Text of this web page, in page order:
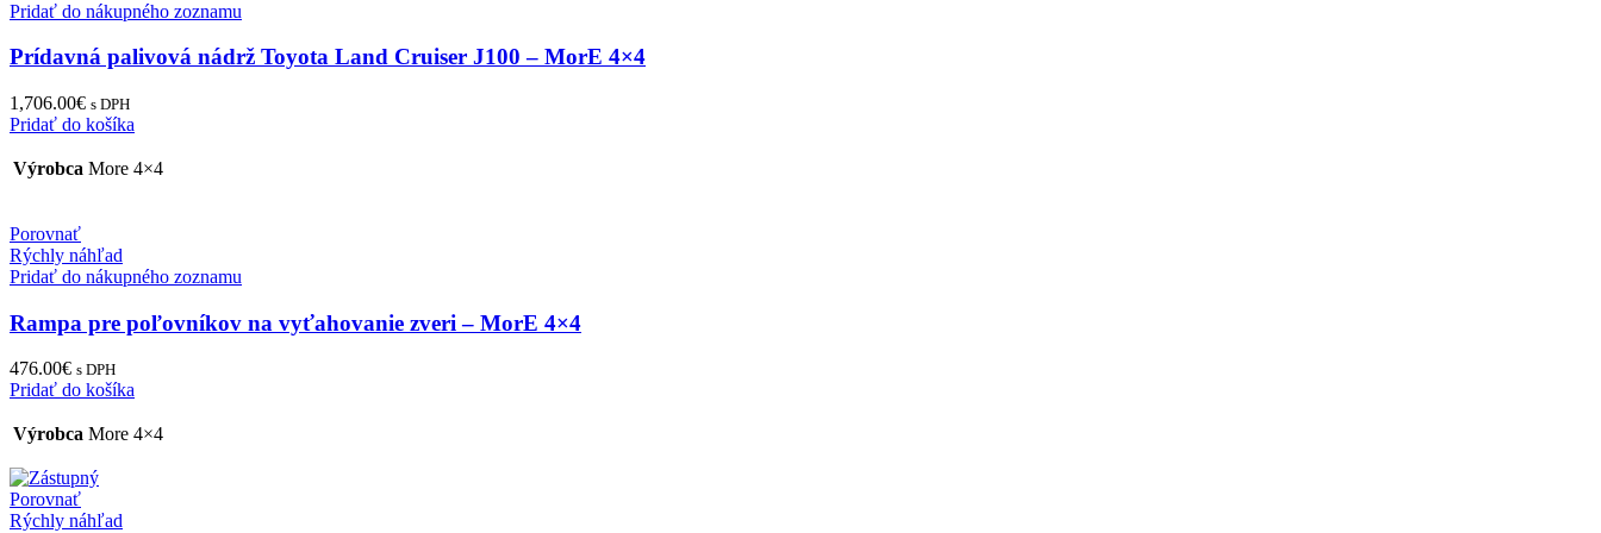
Pridať do nákupného zoznamu
Prídavná palivová nádrž Toyota Land Cruiser J100 – MorE 4×4
1,706.00€ s DPH
Pridať do košíka
Výrobca More 4×4
Porovnať
Rýchly náhľad
Pridať do nákupného zoznamu
Rampa pre poľovníkov na vyťahovanie zveri – MorE 4×4
476.00€ s DPH
Pridať do košíka
Výrobca More 4×4
Porovnať
Rýchly náhľad